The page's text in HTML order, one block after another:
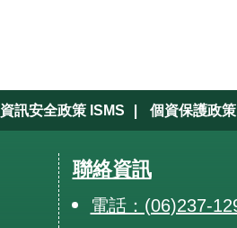
資訊安全政策 ISMS | 個資保護政
聯絡資訊
電話：(06)237-